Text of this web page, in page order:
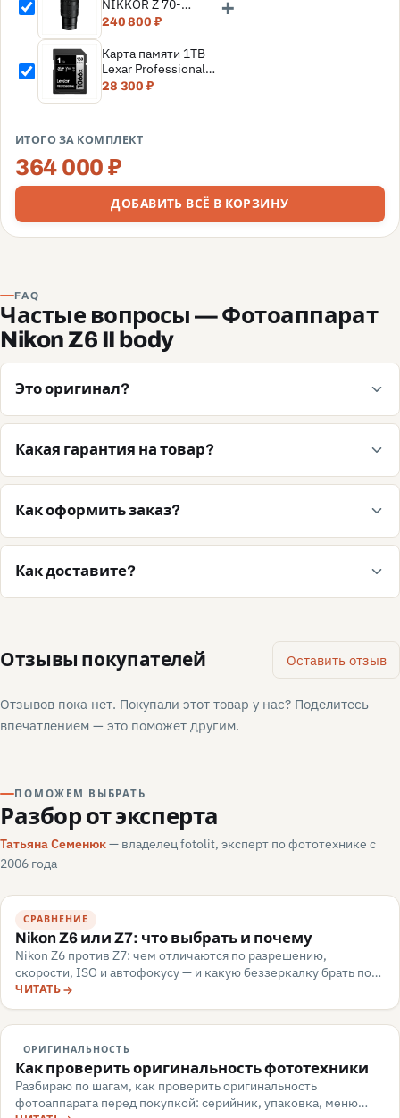
NIKKOR Z 70-
200mm f/2.8 VR S II
240 800 ₽
+
Карта памяти 1TB
Lexar Professional
SDXC UHS-I
BNNNG)
28 300 ₽
ИТОГО ЗА КОМПЛЕКТ
364 000 ₽
ДОБАВИТЬ ВСЁ В КОРЗИНУ
FAQ
Частые вопросы — Фотоаппарат
Nikon Z6 II body
Это оригинал?
Какая гарантия на товар?
Как оформить заказ?
Как доставите?
Отзывы покупателей Оставить отзыв
Отзывов пока нет. Покупали этот товар у нас? Поделитесь
впечатлением — это поможет другим.
ПОМОЖЕМ ВЫБРАТЬ
Разбор от эксперта
Татьяна Семенюк— владелец fotolit, эксперт по фототехнике с
2006 года
СРАВНЕНИЕ
Nikon Z6 или Z7: что выбрать и почему
Nikon Z6 против Z7: чем отличаются по разрешению,
скорости, ISO и автофокусу — и какую беззеркалку брать под
репортаж или пейзаж. Разбор для апгрейдера, июнь 2026.
ЧИТАТЬ
ОРИГИНАЛЬНОСТЬ
Как проверить оригинальность фототехники
Разбираю по шагам, как проверить оригинальность
фотоаппарата перед покупкой: серийник, упаковка, меню